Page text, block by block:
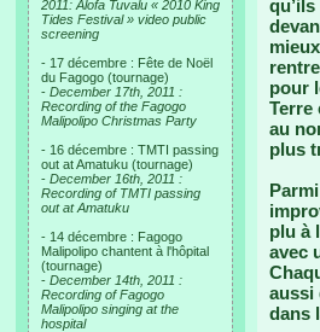
2011: Alofa Tuvalu « 2010 King
Tides Festival » video public
screening
- 17 décembre : Fête de Noël
du Fagogo (tournage)
- December 17th, 2011 :
Recording of the Fagogo
Malipolipo Christmas Party
- 16 décembre : TMTI passing
out at Amatuku (tournage)
- December 16th, 2011 :
Recording of TMTI passing
out at Amatuku
- 14 décembre : Fagogo
Malipolipo chantent à l'hôpital
(tournage)
- December 14th, 2011 :
Recording of Fagogo
Malipolipo singing at the
hospital
pour
Terre
au
plus
plu à
avec
aussi
dans